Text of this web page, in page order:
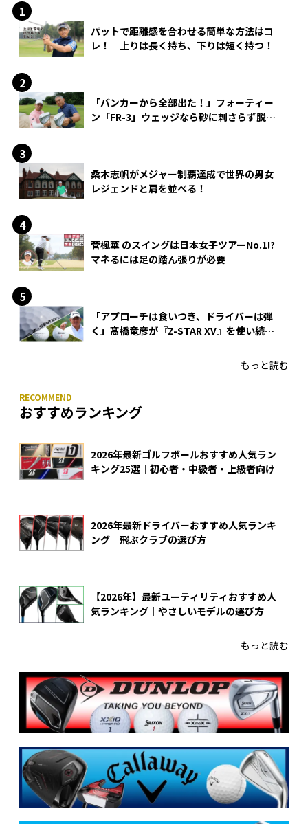
パットで距離感を合わせる簡単な方法はコ
レ！ 上りは長く持ち、下りは短く持つ！
「バンカーから全部出た！」フォーティー
ン「FR-3」ウェッジなら砂に刺さらず脱出
桑木志帆がメジャー制覇達成で世界の男女
レジェンドと肩を並べる！
菅楓華 のスイングは日本女子ツアーNo.1!?
マネるには足の踏ん張りが必要
「アプローチは食いつき、ドライバーは弾
く」髙橋竜彦が『Z-STAR XV』を使い続け
もっと読む
おすすめランキング
2026年最新ゴルフボールおすすめ人気ラン
キング25選｜初心者・中級者・上級者向け
2026年最新ドライバーおすすめ人気ランキ
ング｜飛ぶクラブの選び方
【2026年】最新ユーティリティおすすめ人
気ランキング｜やさしいモデルの選び方
もっと読む